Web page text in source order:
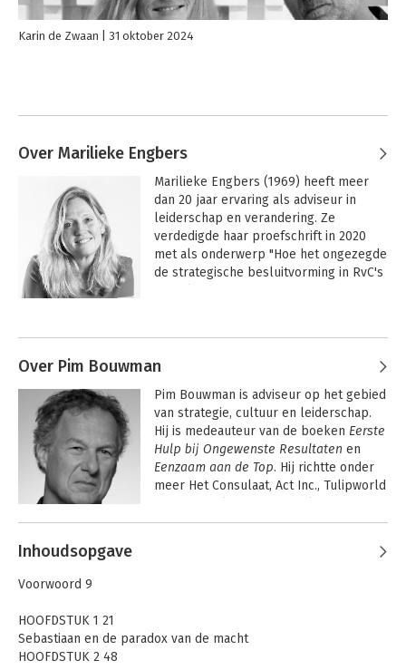
Karin de Zwaan 31 oktober 2024
Over Marilieke Engbers
Marilieke Engbers (1969) heeft meer
dan 20 jaar ervaring als adviseur in
leiderschap en verandering. Ze
verdedigde haar proefschrift in 2020
met als onderwerp "Hoe het ongezegde
de strategische besluitvorming in RvC's
spreken en advieswerk.
Eenzaam aan de
top
Over Pim Bouwman
Pim Bouwman is adviseur op het gebied
van strategie, cultuur en leiderschap.
Hij is medeauteur van de boeken Eerste
Hulp bij Ongewenste Resultaten
Eenzaam aan de Top. Hij richtte onder
meer Het Consulaat, Act Inc., Tulipworld
actief als onderzoeksjournalist.
Andere boeken door Pim Bouwman
Inhoudsopgave
Voorwoord 9
HOOFDSTUK 1 21
Sebastiaan en de paradox van de macht
HOOFDSTUK 2 48